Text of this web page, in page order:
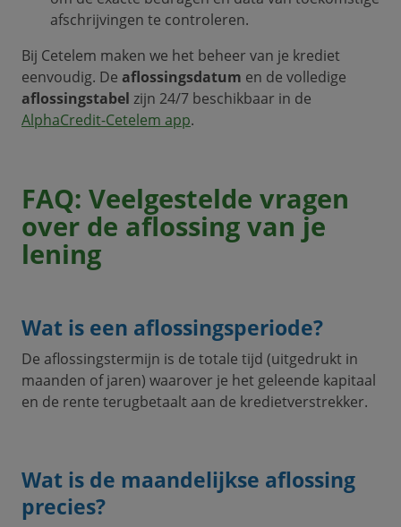
afschrijvingen te controleren.
Bij Cetelem maken we het beheer van je krediet
eenvoudig. De aflossingsdatum en de volledige
aflossingstabel zijn 24/7 beschikbaar in de
AlphaCredit-Cetelem app.
FAQ: Veelgestelde vragen
over de aflossing van je
lening
Wat is een aflossingsperiode?
De aflossingstermijn is de totale tijd (uitgedrukt in
maanden of jaren) waarover je het geleende kapitaal
en de rente terugbetaalt aan de kredietverstrekker.
Wat is de maandelijkse aflossing
precies?